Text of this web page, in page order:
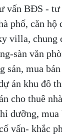
vấn BĐS -
phố, căn hộ
villa, chung
sàn văn
sản, mua
án khu đô
cho thuê
dưỡng, mua
vấn- khắc